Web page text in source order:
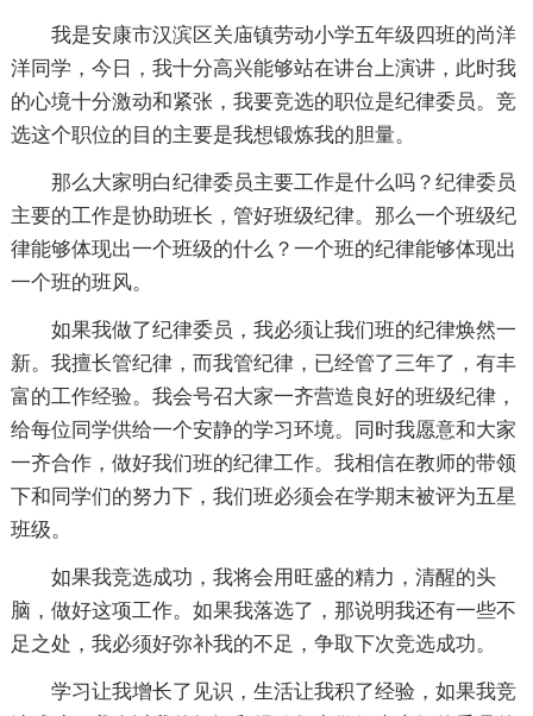
我是安康市汉滨区关庙镇劳动小学五年级四班的尚洋
洋同学，今日，我十分高兴能够站在讲台上演讲，此时我
的心境十分激动和紧张，我要竞选的职位是纪律委员。竞
选这个职位的目的主要是我想锻炼我的胆量。
那么大家明白纪律委员主要工作是什么吗？纪律委员
主要的工作是协助班长，管好班级纪律。那么一个班级纪
律能够体现出一个班级的什么？一个班的纪律能够体现出
一个班的班风。
如果我做了纪律委员，我必须让我们班的纪律焕然一
新。我擅长管纪律，而我管纪律，已经管了三年了，有丰
富的工作经验。我会号召大家一齐营造良好的班级纪律，
给每位同学供给一个安静的学习环境。同时我愿意和大家
一齐合作，做好我们班的纪律工作。我相信在教师的带领
下和同学们的努力下，我们班必须会在学期末被评为五星
班级。
如果我竞选成功，我将会用旺盛的精力，清醒的头
脑，做好这项工作。如果我落选了，那说明我还有一些不
足之处，我必须好弥补我的不足，争取下次竞选成功。
学习让我增长了见识，生活让我积了经验，如果我竞